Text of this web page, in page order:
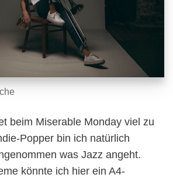
beim Miserable Monday viel zu
Popper bin ich natürlich
was Jazz angeht.
könnte ich hier ein A4-